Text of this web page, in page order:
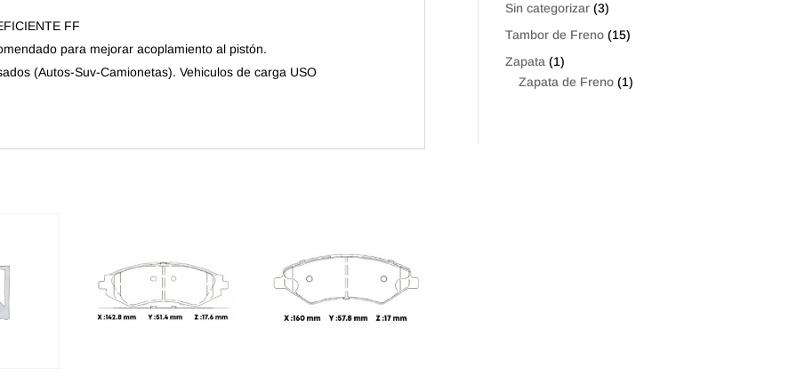
FF
para mejorar acoplamiento al pistón.
(Autos-Suv-Camionetas). Vehiculos de carga USO
Sin categorizar (3)
Tambor de Freno (15)
Zapata (1)
Zapata de Freno (1)